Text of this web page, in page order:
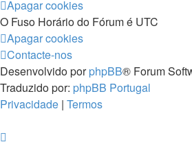
Apagar cookies
O Fuso Horário do Fórum é UTC
Apagar cookies
Contacte-nos
Desenvolvido porphpBB® Forum
Traduzido por: phpBB Portugal
Privacidade | Termos